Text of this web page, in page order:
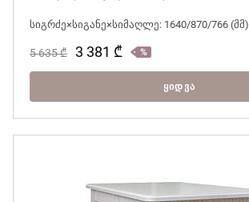
სიგრძე×სიგანე×სიმაღლე: 1640/870/766 (მმ)
5 635₾ 3 381 ₾
ᲧᲘᲓᲕᲐ